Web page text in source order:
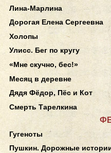
Лина-Марлина
Дорогая Елена Сергеевна
Холопы
Улисс. Бег по кругу
«Мне скучно, бес!»
Месяц в деревне
Дядя Фёдор, Пёс и Кот
Смерть Тарелкина
Гугеноты
Пушкин. Дорожные